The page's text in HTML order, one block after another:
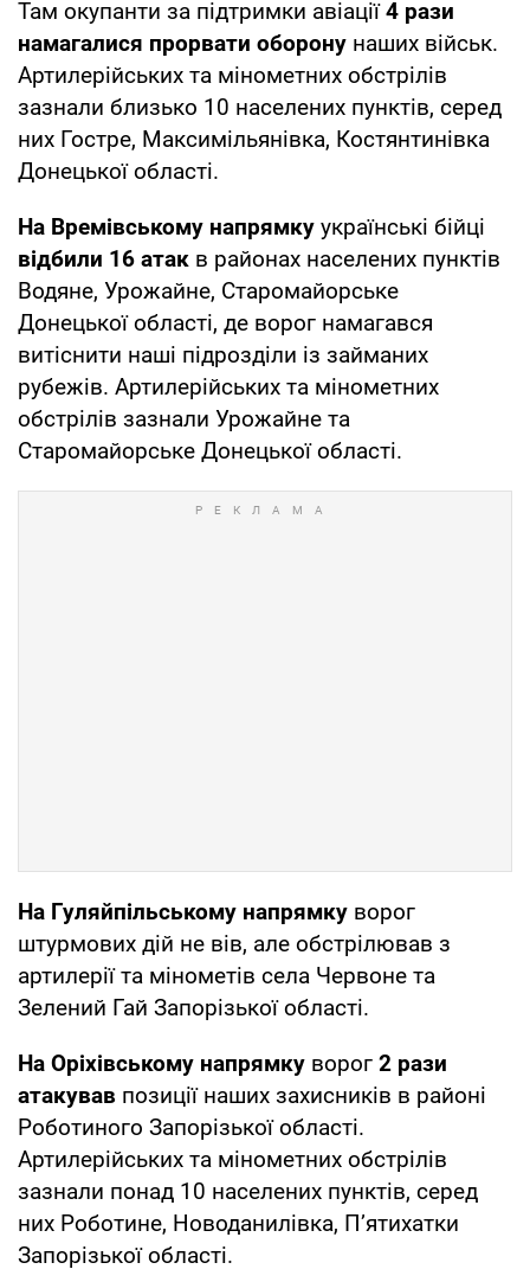
Там окупанти за підтримки авіації4 рази
намагалися прорвати оборону наших військ.
Артилерійських та мінометних обстрілів
зазнали близько 10 населених пунктів, серед
них Гостре, Максимільянівка, Костянтинівка
Донецької області.
На Времівському напрямку українські бійці
відбили 16 атак в районах населених пунктів
Водяне, Урожайне, Старомайорське
Донецької області, де ворог намагався
витіснити наші підрозділи із займаних
рубежів. Артилерійських та мінометних
обстрілів зазнали Урожайне та
Старомайорське Донецької області.
На Гуляйпільському напрямку ворог
штурмових дій не вів, але обстрілював з
артилерії та мінометів села Червоне та
Зелений Гай Запорізької області.
На Оріхівському напрямку ворог 2 рази
атакував позиції наших захисників в районі
Роботиного Запорізької області.
Артилерійських та мінометних обстрілів
зазнали понад 10 населених пунктів, серед
них Роботине, Новоданилівка, П’ятихатки
Запорізької області.